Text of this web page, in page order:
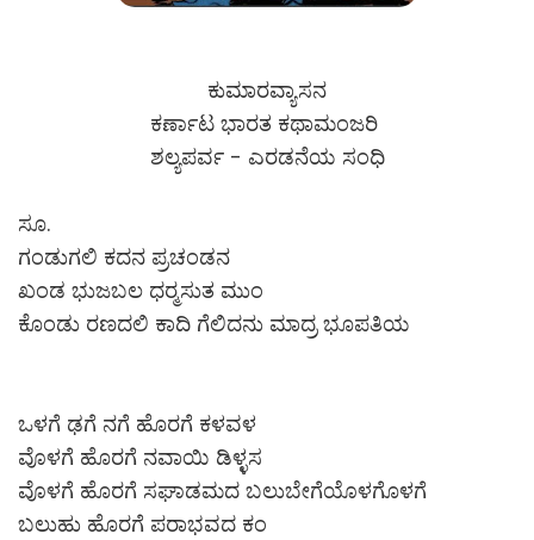
ಕುಮಾರವ್ಯಾಸನ
ಕರ್ಣಾಟ ಭಾರತ ಕಥಾಮಂಜರಿ
ಶಲ್ಯಪರ್ವ - ಎರಡನೆಯ ಸಂಧಿ
ಸೂ.
ಗಂಡುಗಲಿ ಕದನ ಪ್ರಚಂಡನ
ಖಂಡ ಭುಜಬಲ ಧರ‍್ಮಸುತ ಮುಂ
ಕೊಂಡು ರಣದಲಿ ಕಾದಿ ಗೆಲಿದನು ಮಾದ್ರ ಭೂಪತಿಯ
ಒಳಗೆ ಢಗೆ ನಗೆ ಹೊರಗೆ ಕಳವಳ
ವೊಳಗೆ ಹೊರಗೆ ನವಾಯಿ ಡಿಳ್ಳಸ
ವೊಳಗೆ ಹೊರಗೆ ಸಘಾಡಮದ ಬಲುಬೇಗೆಯೊಳಗೊಳಗೆ
ಬಲುಹು ಹೊರಗೆ ಪರಾಭವದ ಕಂ